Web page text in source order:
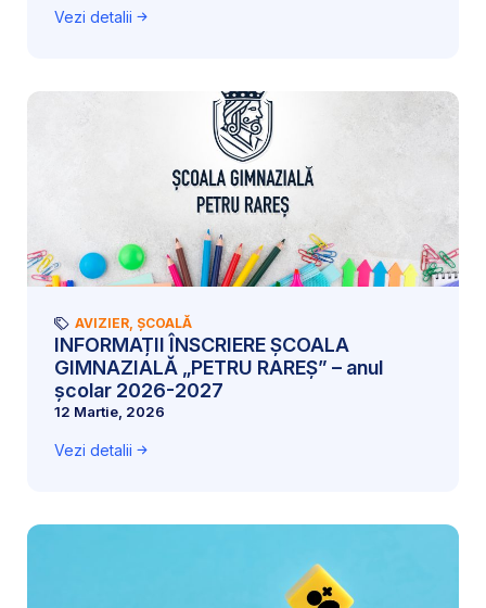
Vezi detalii
AVIZIER, ȘCOALĂ
INFORMAȚII ÎNSCRIERE ȘCOALA
GIMNAZIALĂ „PETRU RAREȘ” – anul
școlar 2026-2027
12 Martie, 2026
Vezi detalii